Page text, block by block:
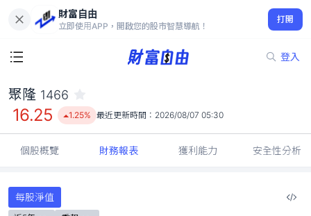
財富自由
立即使用APP，開啟您的股市智慧導航！
打開
登入
16.25
1.25%
聚隆 1466
16.25 1.25% 最近更新時間： 2026/08/07 05:30
個股概覽 財務報表 獲利能力 安全性分析
每股淨值